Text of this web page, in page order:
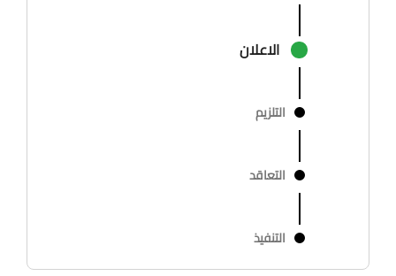
الاعلان
التلزيم
التعاقد
التنفيذ